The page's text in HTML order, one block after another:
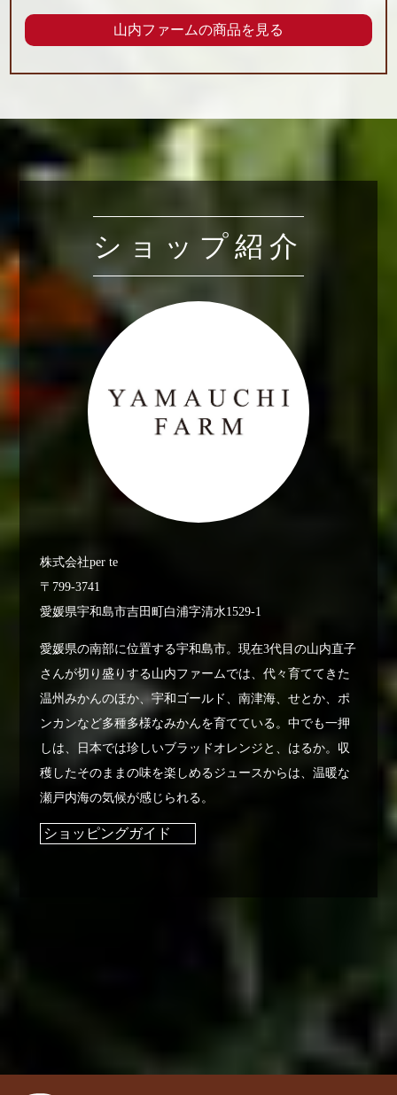
山内ファームの商品を見る
ショップ紹介
株式会社per te
〒799-3741
愛媛県宇和島市吉田町白浦字清水1529-1
愛媛県の南部に位置する宇和島市。現在3代目の山内直子
さんが切り盛りする山内ファームでは、代々育ててきた
温州みかんのほか、宇和ゴールド、南津海、せとか、ポ
ンカンなど多種多様なみかんを育てている。中でも一押
しは、日本では珍しいブラッドオレンジと、はるか。収
穫したそのままの味を楽しめるジュースからは、温暖な
瀬戸内海の気候が感じられる。
ショッピングガイド